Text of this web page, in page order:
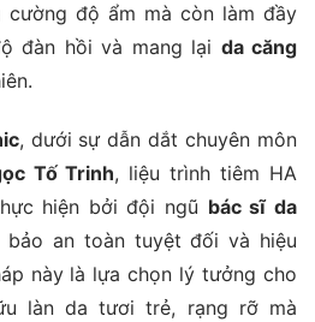
cường độ ẩm mà còn làm đầy
đàn hồi và mang lại da căng
, dưới sự dẫn dắt chuyên môn
Tố Trinh, liệu trình tiêm HA
hiện bởi đội ngũ bác sĩ da
bảo an toàn tuyệt đối và hiệu
này là lựa chọn lý tưởng cho
làn da tươi trẻ, rạng rỡ mà